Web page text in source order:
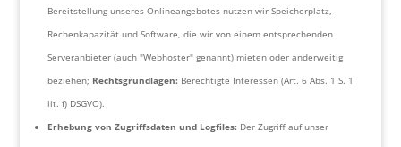
Bereitstellung unseres Onlineangebotes nutzen wir Speicherplatz,
Rechenkapazität und Software, die wir von einem entsprechenden
Serveranbieter (auch "Webhoster" genannt) mieten oder anderweitig
beziehen; Rechtsgrundlagen:Berechtigte Interessen (Art. 6 Abs. 1 S. 1
lit. f) DSGVO).
Erhebung von Zugriffsdaten und Logfiles: Der Zugriff auf unser